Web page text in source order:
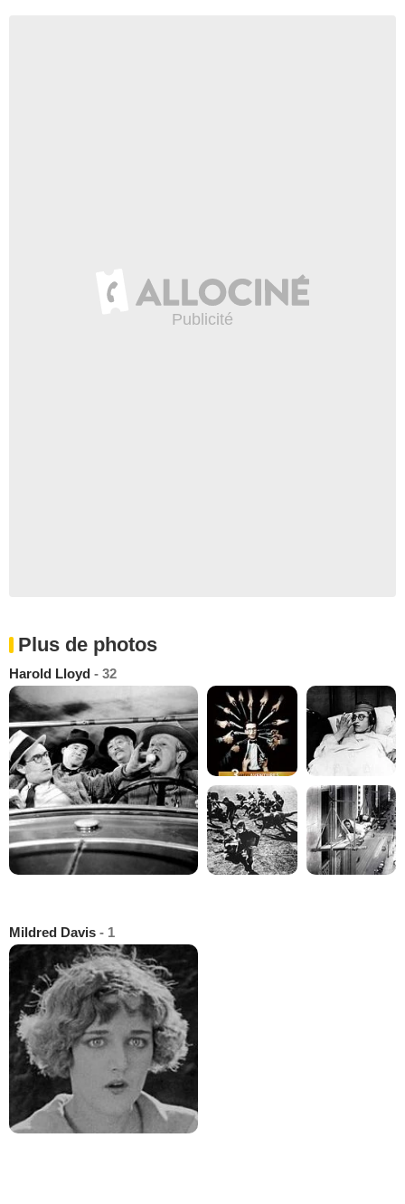
Plus de photos
Harold Lloyd - 32
Mildred Davis - 1